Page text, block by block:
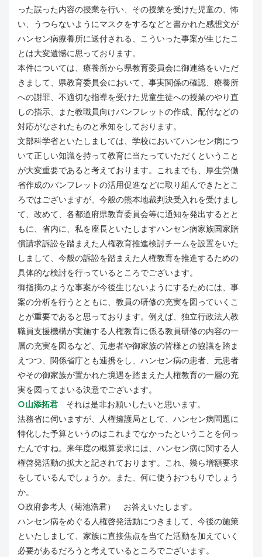
った誤った内容の授業を行い、その授業を受けた児童の、怖
い、うつらないようにマスクをするなどと書かれた感想文が
ハンセン病療養所に送付される、こういった事案が生じたこ
とは大変遺憾に思っております。
本件については、療養所から県教育委員会に御連絡をいただ
きまして、県教育委員会において、事実関係の確認、療養所
への謝罪、不適切な指導を受けた児童生徒への授業のやり直
しの指示、また教職員向けパンフレットの作成、配付などの
対応がなされたものと承知をしております。
文部科学省といたしましては、学校においてハンセン病につ
いて正しい知識を持って教育に当たっていただくということ
が大変重要であると考えております。これまでも、厚生労働
省作成のパンフレットの活用促進などに取り組んできたとこ
ろではございますが、今般の熊本地裁判決受入れを受けまし
て、改めて、各都道府県教育委員会等に通知を発出するとと
もに、省内に、私を座長といたしますハンセン病家族国家賠
償請求訴訟を踏まえた人権教育推進検討チームを設置をいた
しまして、今般の訴訟を踏まえた人権教育を推進するための
具体的な検討を行っているところでございます。
御指摘のような事案が今後生じないようにするためには、事
案の分析を行うとともに、教員の研修の充実を図っていくこ
とが重要であると思っております。例えば、独立行政法人教
職員支援機構が実施する人権教育に係る教員研修の内容の一
層の充実を図るなど、元患者や御家族の皆様との協議を踏ま
えつつ、関係省庁とも連携をし、ハンセン病の患者、元患者
やその御家族が置かれた境遇を踏まえた人権教育の一層の充
実を図ってまいる決意でございます。
○山添拓君 それは是非お願いしたいと思います。
法務省に伺いますが、人権擁護局として、ハンセン病問題に
特化した予算というのはこれまでなかったということを伺っ
たんですね。来年度の概算要求には、ハンセン病に関する人
権啓発活動の拡大と記されております。これ、幾ら増額要求
をしているんでしょうか。また、何に使うおつもりでしょう
か。
○政府参考人（菊池浩君） お答えいたします。
ハンセン病をめぐる人権啓発活動につきまして、今後の施策
といたしまして、家族に直接焦点を当てた活動を加えていく
必要があるだろうと考えているところでございます。